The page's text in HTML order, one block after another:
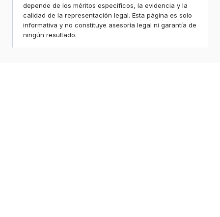
depende de los méritos específicos, la evidencia y la
calidad de la representación legal. Esta página es solo
informativa y no constituye asesoría legal ni garantía de
ningún resultado.